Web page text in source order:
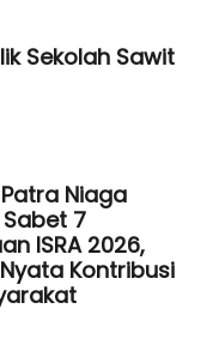
Sekolah Sawit
Niaga
7
ISRA 2026,
Kontribusi